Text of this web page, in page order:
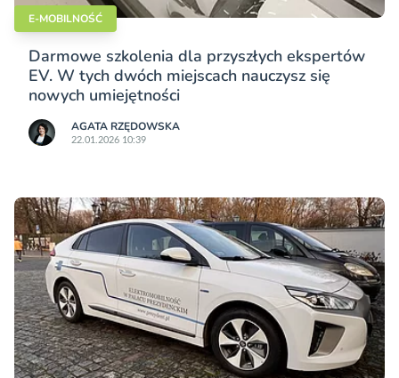
E-MOBILNOŚĆ
Darmowe szkolenia dla przyszłych ekspertów
EV. W tych dwóch miejscach nauczysz się
nowych umiejętności
AGATA RZĘDOWSKA
22.01.2026 10:39